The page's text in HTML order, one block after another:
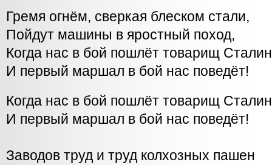
Гремя огнём, сверкая блеском стали,
Пойдут машины в яростный поход,
Когда нас в бой пошлёт товарищ Сталин
И первый маршал в бой нас поведёт!
Когда нас в бой пошлёт товарищ Сталин
И первый маршал в бой нас поведёт!
Заводов труд и труд колхозных пашен